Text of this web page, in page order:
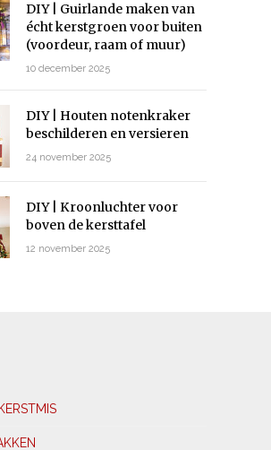
DIY | Guirlande maken van
écht kerstgroen voor buiten
(voordeur, raam of muur)
10 december 2025
DIY | Houten notenkraker
beschilderen en versieren
24 november 2025
DIY | Kroonluchter voor
boven de kersttafel
12 november 2025